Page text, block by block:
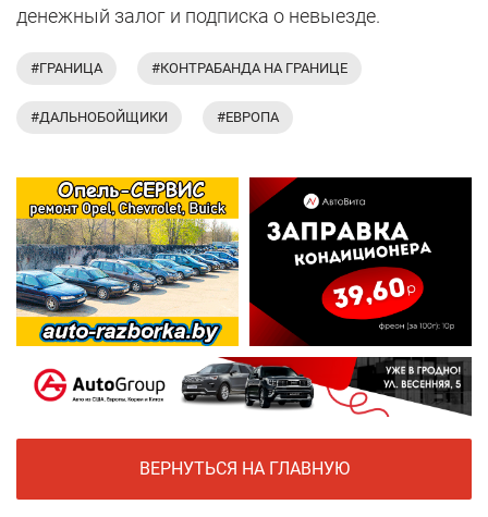
денежный залог и подписка о невыезде.
#ГРАНИЦА #КОНТРАБАНДА НА ГРАНИЦЕ
#ДАЛЬНОБОЙЩИКИ #ЕВРОПА
ВЕРНУТЬСЯ НА ГЛАВНУЮ